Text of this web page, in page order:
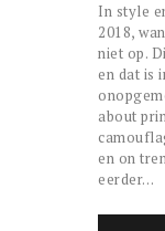
In style
2018,
niet op.
en dat is
about
en on
eerder…